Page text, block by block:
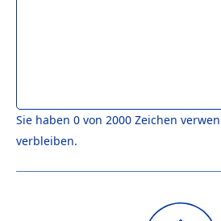
Sie haben 0 von 2000 Zeichen
verbleiben.